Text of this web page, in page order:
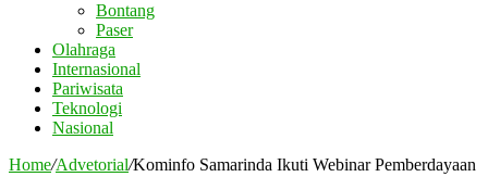
Bontang
Paser
Olahraga
Internasional
Pariwisata
Teknologi
Nasional
Home/Advetorial/Kominfo Samarinda Ikuti Webinar Pemberdayaan